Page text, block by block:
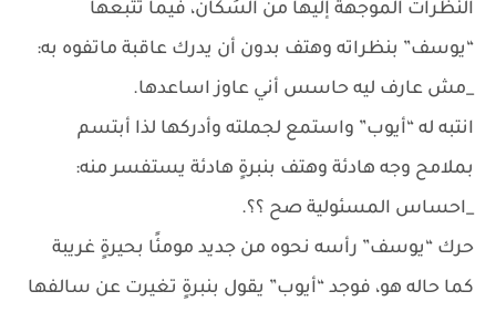
النظرات الموجهة إليها من السُكان، فيما تتبعها
“يوسف” بنظراته وهتف بدون أن يدرك عاقبة ماتفوه به:
_مش عارف ليه حاسس أني عاوز اساعدها.
انتبه له “أيوب” واستمع لجملته وأدركها لذا أبتسم
بملامح وجه هادئة وهتف بنبرةٍ هادئة يستفسر منه:
_احساس المسئولية صح ؟؟.
حرك “يوسف” رأسه نحوه من جديد مومئًا بحيرةٍ غريبة
كما حاله هو، فوجد “أيوب” يقول بنبرةٍ تغيرت عن سالفها